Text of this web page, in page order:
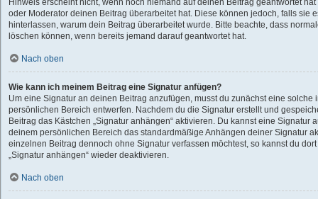
Hinweis erscheint nicht, wenn noch niemand auf deinen Beitrag geantwortet
oder Moderator deinen Beitrag überarbeitet hat. Diese können jedoch, falls sie
hinterlassen, warum dein Beitrag überarbeitet wurde. Bitte beachte, dass
löschen können, wenn bereits jemand darauf geantwortet hat.
Nach oben
Wie kann ich meinem Beitrag eine Signatur anfügen?
Um eine Signatur an deinen Beitrag anzufügen, musst du zunächst eine
persönlichen Bereich entwerfen. Nachdem du die Signatur erstellt und
Beitrag das Kästchen „Signatur anhängen“ aktivieren. Du kannst eine Signatur
deinem persönlichen Bereich das standardmäßige Anhängen deiner Signatur
einzelnen Beitrag dennoch ohne Signatur verfassen möchtest, so kannst du
„Signatur anhängen“ wieder deaktivieren.
Nach oben